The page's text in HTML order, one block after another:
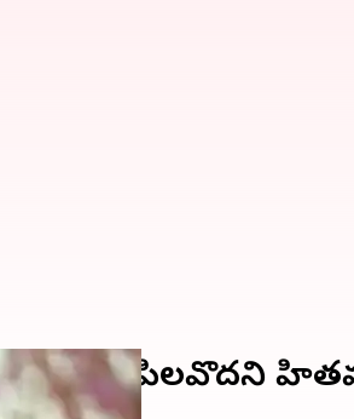
అని పిలవొద్దని